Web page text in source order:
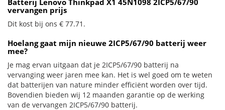
Batterij Lenovo Thinkpad X1 45N1098 2ICP5/67/90
vervangen prijs
Dit kost bij ons € 77.71.
Hoelang gaat mijn nieuwe 2ICP5/67/90 batterij weer
mee?
Je mag ervan uitgaan dat je 2ICP5/67/90 batterij na
vervanging weer jaren mee kan. Het is wel goed om te weten
dat batterijen van nature minder efficiënt worden over tijd.
Bovendien bieden wij 12 maanden garantie op de werking
van de vervangen 2ICP5/67/90 batterij.